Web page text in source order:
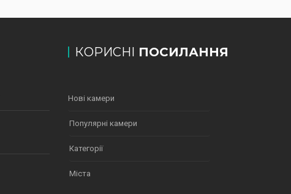
КОРИСНІ ПОСИЛАННЯ
Нові камери
Популярні камери
Категорії
Міста